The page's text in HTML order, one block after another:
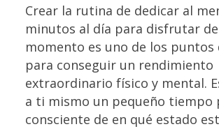
Crear la rutina de dedicar al
minutos al día para disfrutar
momento es uno de los
para conseguir un rendimiento
extraordinario físico y mental.
a ti mismo un pequeño tiempo
consciente de en qué estado